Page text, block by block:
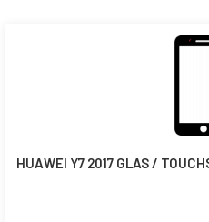
HUAWEI Y7 2017 GLAS /